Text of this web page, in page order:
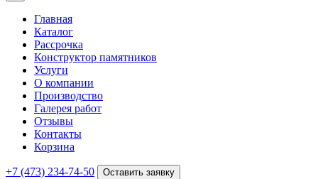
Главная
Каталог
Рассрочка
Конструктор памятников
Услуги
О компании
Производство
Галерея работ
Отзывы
Контакты
Корзина
+7 (473) 234-74-50 Оставить заявку